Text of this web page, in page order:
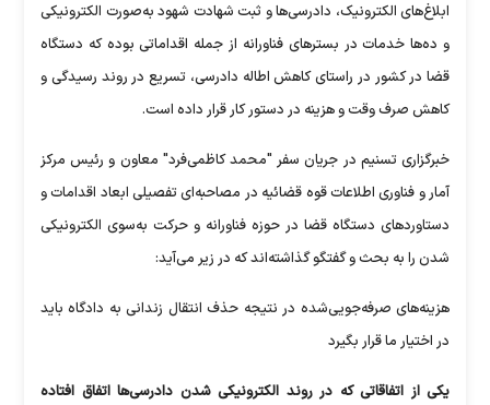
ابلاغ‌های الکترونیک، دادرسی‌ها و ثبت شهادت شهود به‌صورت الکترونیکی
و ده‌ها خدمات در بستر‌های فناورانه از جمله اقداماتی بوده که دستگاه
قضا در کشور در راستای کاهش اطاله دادرسی، تسریع در روند رسیدگی و
کاهش صرف وقت و هزینه در دستور کار قرار داده است.
خبرگزاری تسنیم در جریان سفر "محمد کاظمی‌فرد" معاون و رئیس مرکز
آمار و فناوری اطلاعات قوه قضائیه در مصاحبه‌ای تفصیلی ابعاد اقدامات و
دستاورد‌های دستگاه قضا در حوزه فناورانه و حرکت به‌سوی الکترونیکی
شدن را به بحث و گفتگو گذاشته‌اند که در زیر می‌آید:
هزینه‌های صرفه‌جویی‌شده در نتیجه حذف انتقال زندانی به دادگاه باید
در اختیار ما قرار بگیرد
یکی از اتفاقاتی که در روند الکترونیکی شدن دادرسی‌ها اتفاق افتاده